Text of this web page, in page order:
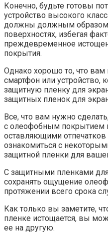
Конечно, будьте готовы
устройство высокого
должны должным образом
поверхностях, избегая
преждевременное
покрытия.
Однако хорошо то, что вам
смартфон или устройство,
защитную пленку для
защитных пленок для
Все, что вам нужно
с олеофобным покрытием
оставляющими
ознакомиться с
защитной пленки для
С защитными пленками
сохранять ощущение
протяжении всего срока
Как только вы заметите,
пленке истощается, вы
ее на другую.